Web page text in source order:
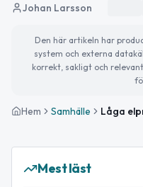
Johan Larsson
Den här artikeln har
system och externa
korrekt, sakligt och
Hem Samhälle
Mest läst